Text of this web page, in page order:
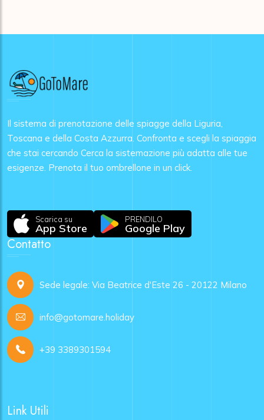
Il sistema di prenotazione delle spiagge della Liguria,
Toscana e della Costa Azzurra. Confronta e scegli la spiaggia
che stai cercando Cerca la sistemazione più adatta alle tue
esigenze. Prenota il tuo ombrellone in un click.
Scarica su
App Store
PRENDILO
Google Play
Contatto
Sede legale: Via Beatrice d'Este 26 - 20122 Milano
info@gotomare.holiday
+39 3389301594
Link Utili